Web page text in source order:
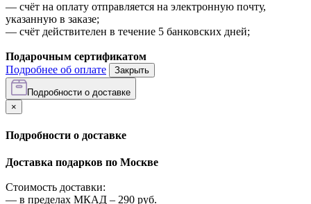
— счёт на оплату отправляется на электронную почту,
указанную в заказе;
— счёт действителен в течение 5 банковских дней;
Подарочным сертификатом
Подробнее об оплате
Закрыть
Подробности о доставке
×
Подробности о доставке
Доставка подарков по Москве
Стоимость доставки:
— в пределах МКАД – 290 руб.